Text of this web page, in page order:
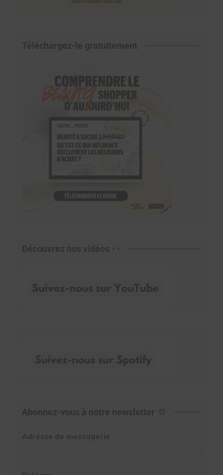
Téléchargez-le gratuitement
Découvrez nos vidéos
Abonnez-vous à notre newsletter
Adresse de messagerie